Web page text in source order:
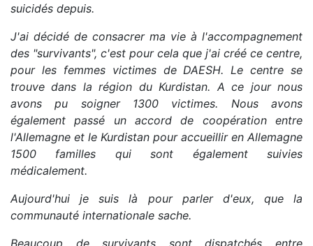
suicidés depuis.
J'ai décidé de consacrer ma vie à l'accompagnement
des "survivants", c'est pour cela que j'ai créé ce centre,
pour les femmes victimes de DAESH. Le centre se
trouve dans la région du Kurdistan. A ce jour nous
avons pu soigner 1300 victimes. Nous avons
également passé un accord de coopération entre
l'Allemagne et le Kurdistan pour accueillir en Allemagne
1500 familles qui sont également suivies
médicalement.
Aujourd'hui je suis là pour parler d'eux, que la
communauté internationale sache.